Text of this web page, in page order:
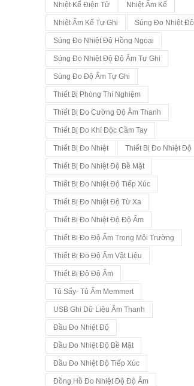
Nhiệt Kế Điện Tử Nhiệt Ẩm Kế
Nhiệt Ẩm Kế Tự Ghi Súng Đo Nhiệt Độ
Súng Đo Nhiệt Độ Hồng Ngoại
Súng Đo Nhiệt Độ Độ Ẩm Tự Ghi
Súng Đo Độ Ẩm Tự Ghi
Thiết Bị Phòng Thí Nghiệm
Thiết Bị Đo Cường Độ Âm Thanh
Thiết Bị Đo Khí Độc Cầm Tay
Thiết Bị Đo Nhiệt Thiết Bị Đo Nhiệt Độ
Thiết Bị Đo Nhiệt Độ Bề Mặt
Thiết Bị Đo Nhiệt Độ Tiếp Xúc
Thiết Bị Đo Nhiệt Độ Từ Xa
Thiết Bị Đo Nhiệt Độ Độ Ẩm
Thiết Bị Đo Độ Ẩm Trong Môi Trường
Thiết Bị Đo Độ Ẩm Vật Liệu
Thiết Bị Đô Độ Ẩm
Tủ Sấy- Tủ Ấm Memmert
USB Ghi Dữ Liệu Âm Thanh
Đầu Đo Nhiệt Độ
Đầu Đo Nhiệt Độ Bề Mặt
Đầu Đo Nhiệt Độ Tiếp Xúc
Đồng Hồ Đo Nhiệt Độ Độ Ẩm